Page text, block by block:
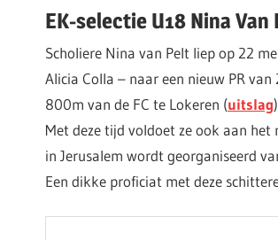
EK-selectie U18 Nina Van
Scholiere Nina van Pelt liep op 22
Alicia Colla – naar een nieuw PR
800m van de FC te Lokeren (uitslag
Met deze tijd voldoet ze ook aan
in Jerusalem wordt georganiseerd
Een dikke proficiat met deze